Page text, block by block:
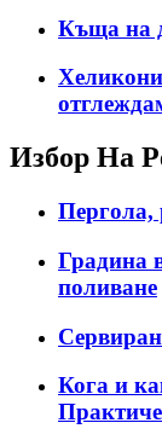
Къща на
Избор На
Пергола,
Градина
поливане
Кога и